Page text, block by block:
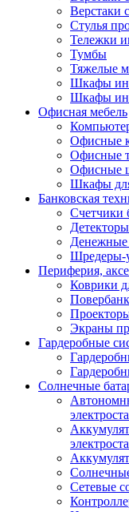
Верстаки
Стулья
Тележки
Тумбы
Тяжелые
Шкафы
Шкафы
Офисная мебель
Офисные
Офисные
Офисные
Шкафы
Банковская
Счетчики
Шредеры-
Периферия,
Коврики
Экраны
Гардеробные
Солнечные
Сетевые